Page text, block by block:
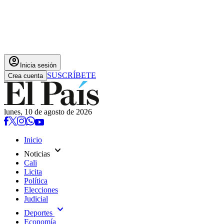
account_circle Inicia sesión
Crea cuenta SUSCRÍBETE
lunes, 10 de agosto de 2026
Inicio
Noticias expand_more
Cali
Licita
Política
Elecciones
Judicial
Deportes expand_more
Economía